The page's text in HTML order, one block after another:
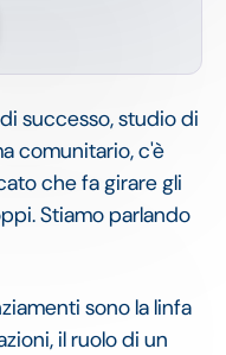
successo, studio di
comunitario, c'è
che fa girare gli
Stiamo parlando
sono la linfa
il ruolo di un